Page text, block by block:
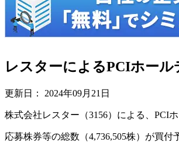
レスターによるPCIホー
更新日： 2024年09月21日
株式会社レスター（3156）による、PCI
応募株券等の総数（4,736,505株）が買付